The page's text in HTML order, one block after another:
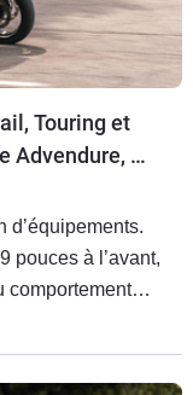
Touring et
Advendure, A
d’équipements.
pouces à l’avant,
comportement
703 F, de Zontes.